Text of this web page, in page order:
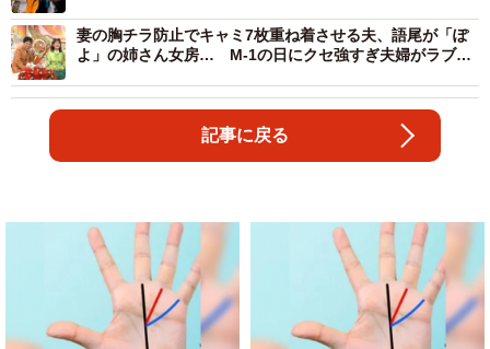
妻の胸チラ防止でキャミ7枚重ね着させる夫、語尾が「ぽ
よ」の姉さん女房… M-1の日にクセ強すぎ夫婦がラブラ
記事に戻る